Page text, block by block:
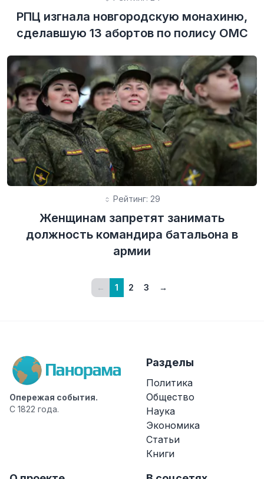
РПЦ изгнала новгородскую монахиню,
сделавшую 13 абортов по полису ОМС
Рейтинг: 29
Женщинам запретят занимать
должность командира батальона в
армии
← 1 2 3 →
Опережая события.
С 1822 года.
Разделы
Политика
Общество
Наука
Экономика
Статьи
Книги